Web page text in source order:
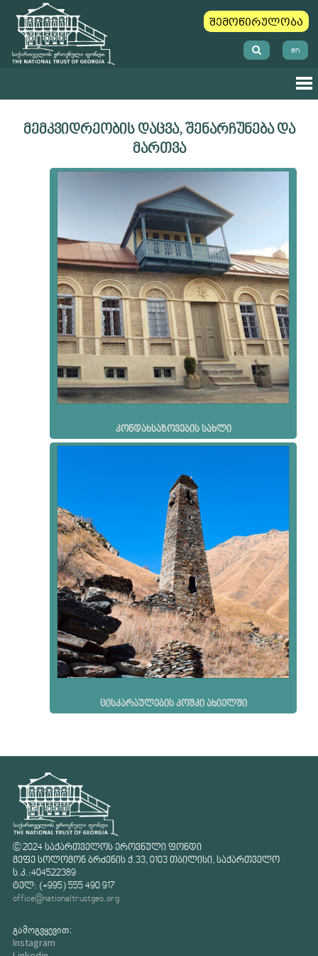
შემოწირულობა
en
მემკვიდრეობის დაცვა, შენარჩუნება და
მართვა
კონდახსაზოვების სახლი
ცისკარაულების კოშკი ახიელში
© 2024 საქართველოს ეროვნული ფონდი
მეფე სოლომონ ბრძენის ქ.33, 0103 თბილისი, საქართველო
ს.კ.:404522389
ტელ: (+995) 555 490 917
office@nationaltrustgeo.org
გამოგვყევით:
Instagram